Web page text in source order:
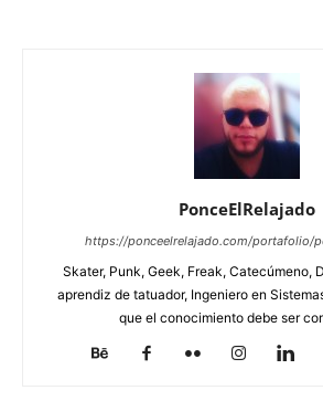
PonceElRelajado
https://ponceelrelajado.com/portafolio/
Skater, Punk, Geek, Freak, Catecúmeno,
aprendiz de tatuador, Ingeniero en
que el conocimiento debe ser